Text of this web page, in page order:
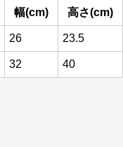
幅(cm) 高さ(cm)
26 23.5
32 40